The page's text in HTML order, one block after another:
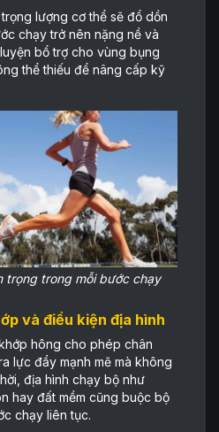
lượng cơ thể sẽ đổ dồn
chạy trở nên nặng nề và
bổ trợ cho vùng bụng
thể thiếu để nâng cấp kỹ
trọng trong mỗi bước chạy
và điều kiện địa hình
hông cho phép chân
lực đẩy mạnh mẽ mà không
địa hình chạy bộ như
hay đất mềm cũng buộc bộ
chạy liên tục.